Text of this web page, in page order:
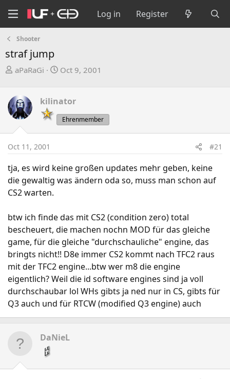
Log in Register
Shooter
straf jump
T
e
a
d
t
r
t
e
aPaRaGi
S
r
t
d
a
Oct 9, 2001
kilinator
Ehrenmember
Oct 11, 2001 #21
tja, es wird keine großen updates mehr geben, keine
die gewaltig was ändern oda so, muss man schon auf
CS2 warten.
btw ich finde das mit CS2 (condition zero) total
bescheuert, die machen nochn MOD für das gleiche
game, für die gleiche "durchschauliche" engine, das
bringts nicht!! D8e immer CS2 kommt nach TFC2 raus
mit der TFC2 engine...btw wer m8 die engine
eigentlich? Weil die id software engines sind ja voll
durchschaubar lol WHs gibts ja ned nur in CS, gibts für
Q3 auch und für RTCW (modified Q3 engine) auch
DaNieL